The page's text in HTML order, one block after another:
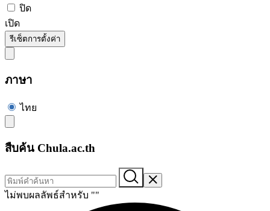
ปิด
เปิด
รีเซ็ตการตั้งค่า
ภาษา
ไทย
สืบค้น Chula.ac.th
ไม่พบผลลัพธ์สำหรับ ""